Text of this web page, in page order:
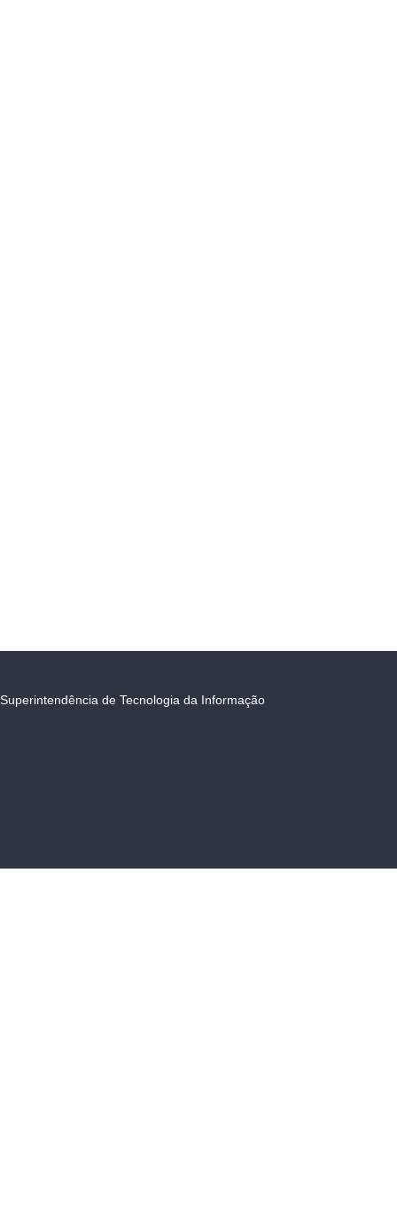
Superintendência de Tecnologia da Informação